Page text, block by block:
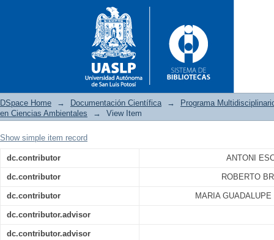
Estudio de la influencia de
los microorganismos
DSpace Home → Documentación Científica →
Programa
en Ciencias Ambientales
→ View Item
Show simple item record
dc.contributor ANTONI
dc.contributor ROBERTO
dc.contributor MARIA
dc.contributor.advisor
dc.contributor.advisor